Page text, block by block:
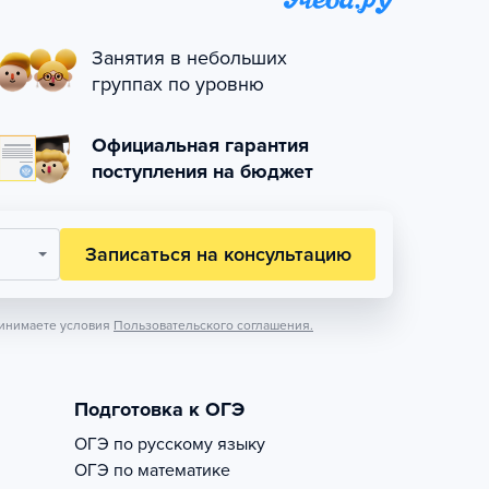
Занятия в небольших
группах по уровню
Официальная гарантия
поступления на бюджет
Записаться на консультацию
условия Пользовательского соглашения.
Подготовка к ОГЭ
ОГЭ по русскому языку
ОГЭ по математике